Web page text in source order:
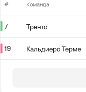
# Команда
7 Тренто
19 Кальдиеро Терме